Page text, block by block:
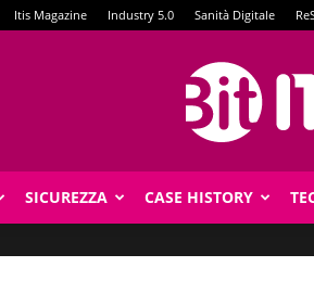
Itis Magazine Industry 5.0 Sanità Digitale
SICUREZZA CASE HISTORY